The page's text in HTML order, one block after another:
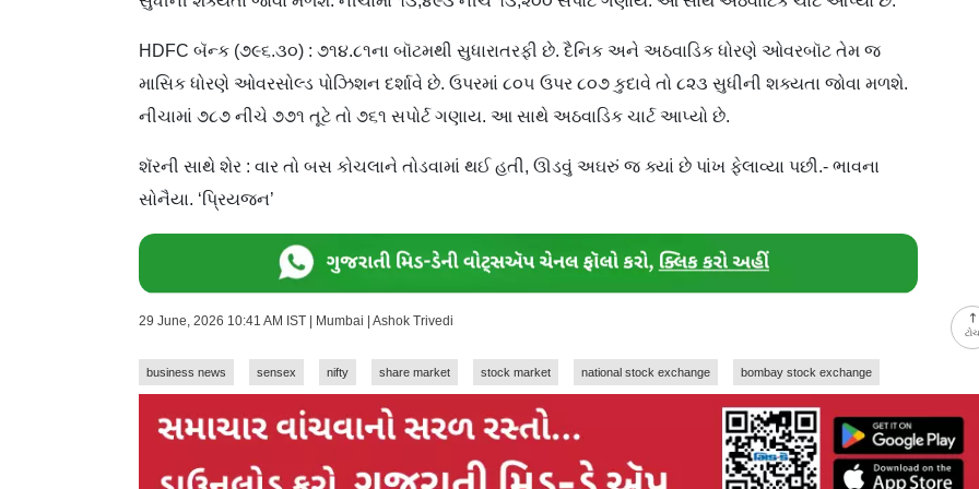
HDFC બૅન્ક (૭૯૬.૩૦) : ૭૧૪.૮૧ના બૉટમથી સુધારાતરફી છે. દૈનિક અને અઠવાડિક ધોરણે ઓવરબૉટ તેમ જ
માસિક ધોરણે ઓવરસોલ્ડ પોઝિશન દર્શાવે છે. ઉપરમાં ૮૦૫ ઉપર ૮૦૭ કુદાવે તો ૮૨૩ સુધીની શક્યતા જોવા મળશે.
નીચામાં ૭૮૭ નીચે ૭૭૧ તૂટે તો ૭૬૧ સપોર્ટ ગણાય. આ સાથે અઠવાડિક ચાર્ટ આપ્યો છે.
શૅરની સાથે શેર : વાર તો બસ કોચલાને તોડવામાં થઈ હતી, ઊડવું અઘરું જ ક્યાં છે પાંખ ફેલાવ્યા પછી.- ભાવના
સોનૈયા. ‘પ્રિયજન’
29 June, 2026 10:41 AM IST | Mumbai | Ashok Trivedi
business news sensex nifty share market stock market national stock exchange bombay stock exchange